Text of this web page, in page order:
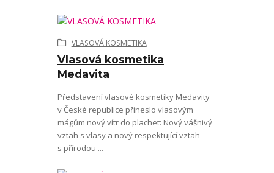
Vlasová kosmetika
Medavita
VLASOVÁ KOSMETIKA
Představení vlasové kosmetiky Medavity
v České republice přineslo vlasovým
mágům nový vítr do plachet: Nový vášnivý
vztah s vlasy a nový respektující vztah
s přírodou ...